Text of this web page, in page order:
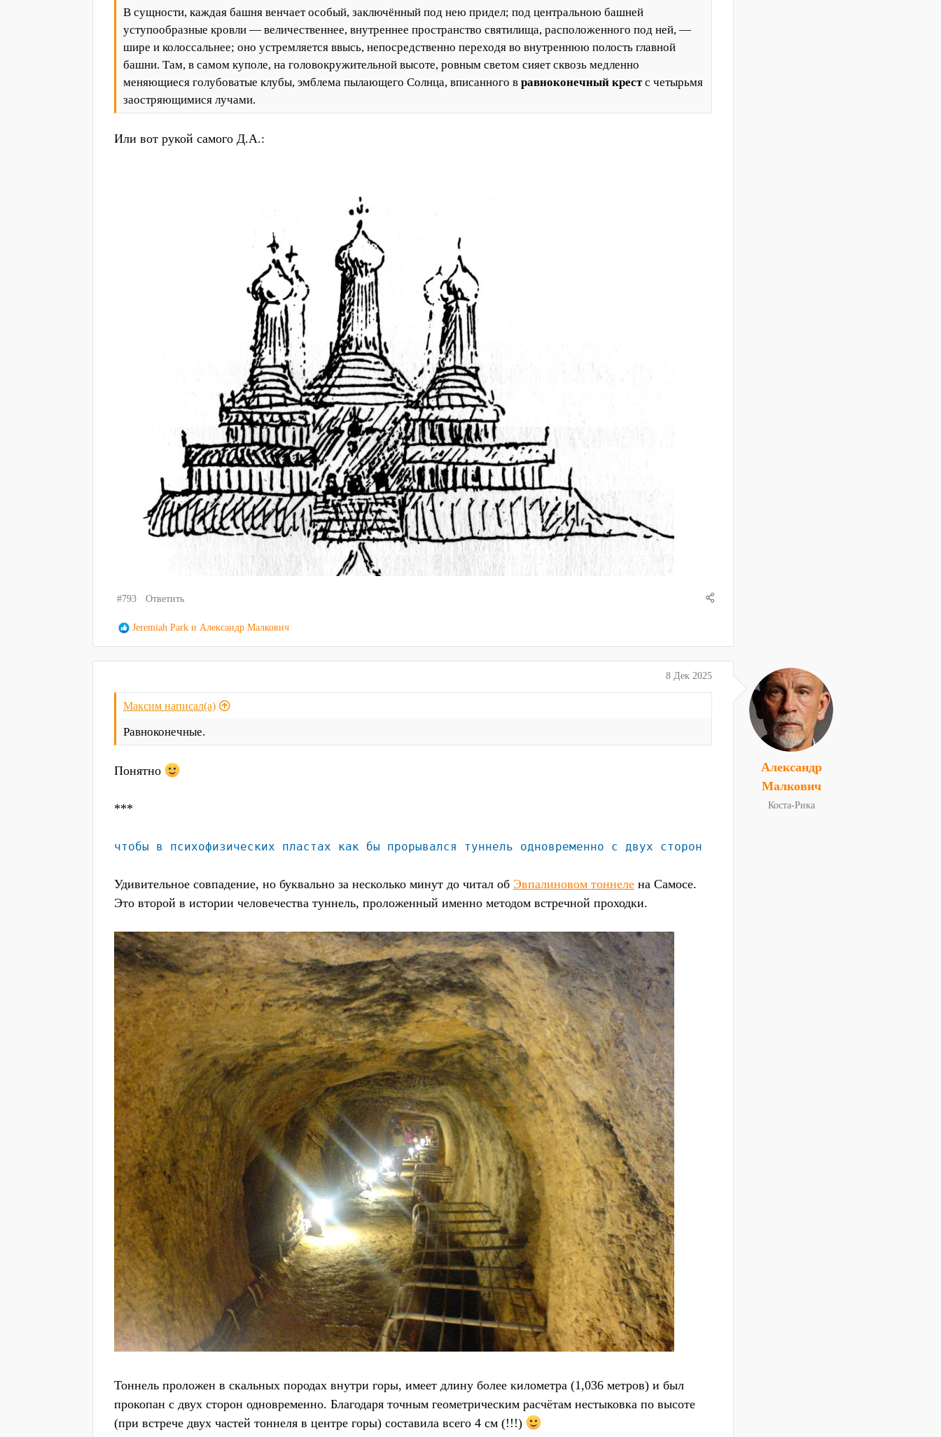
В сущности, каждая башня венчает особый, заключённый под нею придел; под центральною башней
уступообразные кровли — величественнее, внутреннее пространство святилища, расположенного под ней, —
шире и колоссальнее; оно устремляется ввысь, непосредственно переходя во внутреннюю полость главной
башни. Там, в самом куполе, на головокружительной высоте, ровным светом сияет сквозь медленно
меняющиеся голубоватые клубы, эмблема пылающего Солнца, вписанного в равноконечный крестс четырьмя
заостряющимися лучами.
Или вот рукой самого Д.А.:
#793 Ответить
Р
и
:
Jeremiah Park и Александр Малкович
8 Дек 2025
Максим написал(а)
Равноконечные.
Понятно
***
чтобы в психофизических пластах как бы прорывался туннель одновременно с двух сторон
Удивительное совпадение, но буквально за несколько минут до читал об Эвпалиновом тоннеле на Самосе.
Это второй в истории человечества туннель, проложенный именно методом встречной проходки.
Тоннель проложен в скальных породах внутри горы, имеет длину более километра (1,036 метров) и был
прокопан с двух сторон одновременно. Благодаря точным геометрическим расчётам нестыковка по высоте
(при встрече двух частей тоннеля в центре горы) составила всего 4 см (!!!)
Александр
Малкович
Коста-Рика